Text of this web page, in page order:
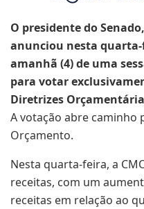
O presidente do
anunciou nesta quarta-
amanhã (4) de uma
para votar
Diretrizes
A votação abre caminho
Orçamento.
Nesta quarta-feira, a
receitas, com um
receitas em relação ao